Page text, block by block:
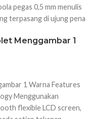
pegas 0,5 mm menulis
terpasang di ujung pena
horizontal, untuk
efektif mencegah
meski tutupnya
Masa pakai: 2 tahun
isi 10 pena Spesifikasi
Menggambar 1
1 Warna Features
Menggunakan
flexible LCD screen,